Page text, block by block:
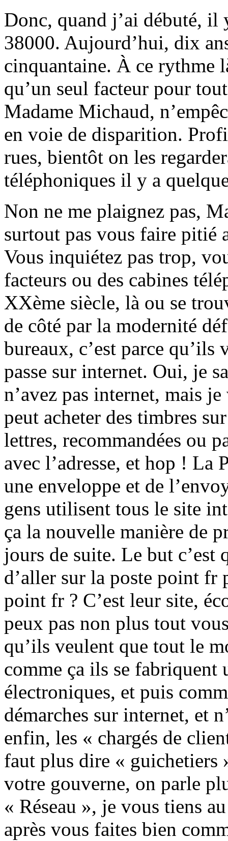
Donc, quand j’ai débuté, il
38000. Aujourd’hui, dix
cinquantaine. À ce rythme
qu’un seul facteur pour
Madame Michaud,
en voie de disparition.
rues, bientôt on les
téléphoniques il y a
Non ne me plaignez pas,
surtout pas vous faire pitié
Vous inquiétez pas trop,
facteurs ou des cabines
XXème siècle, là ou se
de côté par la modernité
bureaux, c’est parce
passe sur internet. Oui, je
n’avez pas internet, mais
peut acheter des timbres
lettres, recommandées ou
avec l’adresse, et hop ! La
une enveloppe et de
gens utilisent tous le site
ça la nouvelle manière de
jours de suite. Le but c’est
d’aller sur la poste point fr
point fr ? C’est leur site,
peux pas non plus tout
qu’ils veulent que tout le
comme ça ils se fabriquent
électroniques, et puis
démarches sur internet, et
enfin, les « chargés de
faut plus dire « guichetiers
votre gouverne, on parle
« Réseau », je vous tiens
après vous faites bien